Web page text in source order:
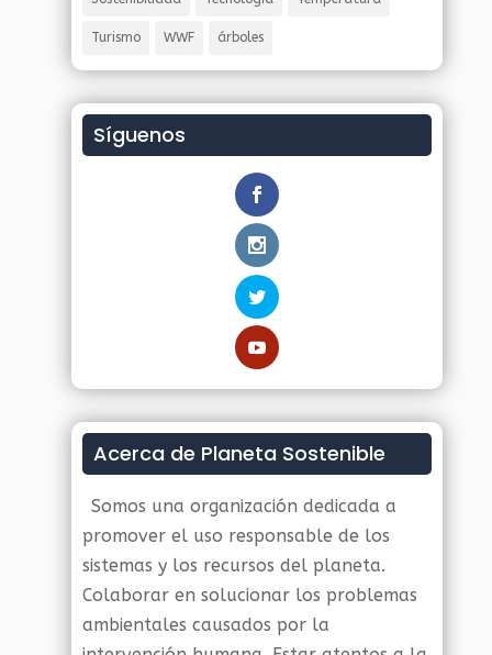
Turismo WWF árboles
Síguenos
Acerca de Planeta Sostenible
Somos una organización dedicada a
promover el uso responsable de los
sistemas y los recursos del planeta.
Colaborar en solucionar los problemas
ambientales causados por la